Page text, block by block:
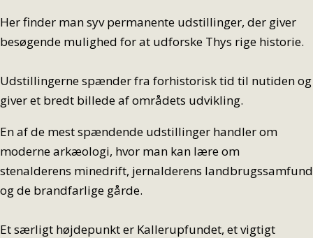
Her finder man syv permanente udstillinger, der giver
besøgende mulighed for at udforske Thys rige historie.
Udstillingerne spænder fra forhistorisk tid til nutiden og
giver et bredt billede af områdets udvikling.
En af de mest spændende udstillinger handler om
moderne arkæologi, hvor man kan lære om
stenalderens minedrift, jernalderens landbrugssamfund
og de brandfarlige gårde.
Et særligt højdepunkt er Kallerupfundet, et vigtigt